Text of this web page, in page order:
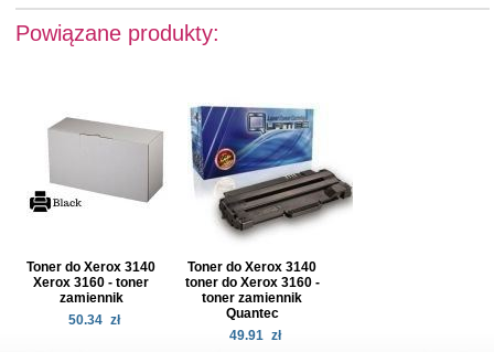
Powiązane produkty:
Toner do Xerox 3140
Xerox 3160 - toner
zamiennik
50.34 zł
Toner do Xerox 3140
toner do Xerox 3160 -
toner zamiennik
Quantec
49.91 zł